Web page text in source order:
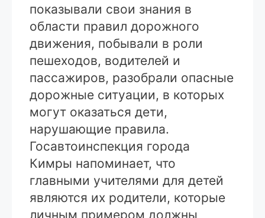
показывали свои знания в
области правил дорожного
движения, побывали в роли
пешеходов, водителей и
пассажиров, разобрали опасные
дорожные ситуации, в которых
могут оказаться дети,
нарушающие правила.
Госавтоинспекция города
Кимры напоминает, что
главными учителями для детей
являются их родители, которые
личным примером должны